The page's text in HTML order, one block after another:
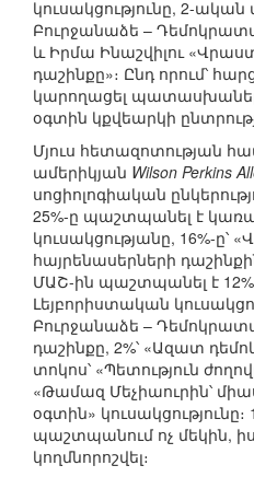
կուսակցությունը, 2-ական
Բուրջանաձե –
և Իրմա Ինաշվիլու
դաշինքը»։ Ընդ որում՝
կարողացել պատասխանել
օգտին կքվեարկի
Մյուս հետազոտության
ամերիկյան Wilson Perkins
սոցիոլոգիական
25%-ը պաշտպանել է
կուսակցությանը, 16%-ը՝
հայրենասերների
ՄԱՇ-ին պաշտպանել է
Լեյբորիստական
Բուրջանաձե –
դաշինքը, 2%՝ «Ազատ
տոկոս՝ «Պետություն
«Թամազ Մեչիաուրին՝
օգտին» կուսակցությունը։
պաշտպանում ոչ մեկին,
կողմնորոշվել։